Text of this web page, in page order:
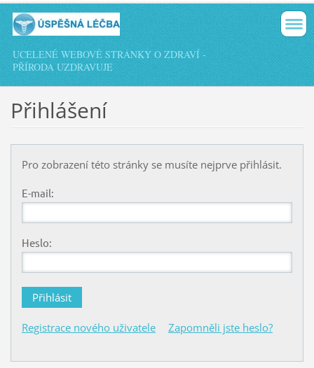
UCELENÉ WEBOVÉ STRÁNKY O ZDRAVÍ -
PŘÍRODA UZDRAVUJE
Přihlášení
Pro zobrazení této stránky se musíte nejprve přihlásit.
E-mail:
Heslo:
Registrace nového uživatele Zapomněli jste heslo?